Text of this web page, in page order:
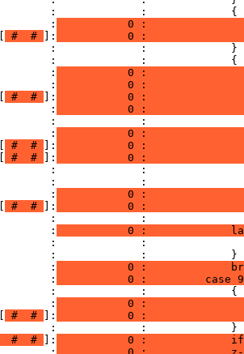
:             :             {
:
0 :
# # ]:
0 :
:             :             }
:             :             {
:
0 :
:
0 :
# # ]:
0 :
:
0 :
:             :
:
0 :
# # ]:
0 :
# # ]:
0 :
:             :
:             :
:
0 :
# # ]:
0 :
:             :
:
0 :
:             :
:             :             }
:
0 :
:
0 :         case
:             :             {
:
0 :
# # ]:
0 :
:             :             }
# # ]:
0 :